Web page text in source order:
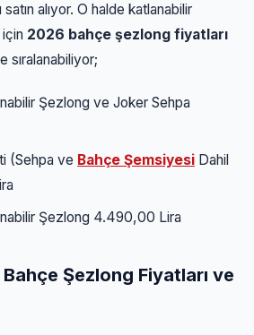
alıyor. O halde katlanabilir
2026 bahçe şezlong fiyatları
sıralanabiliyor;
Şezlong ve Joker Sehpa
(Sehpa ve Bahçe Şemsiyesi Dahil
Şezlong 4.490,00 Lira
Şezlong Fiyatları ve